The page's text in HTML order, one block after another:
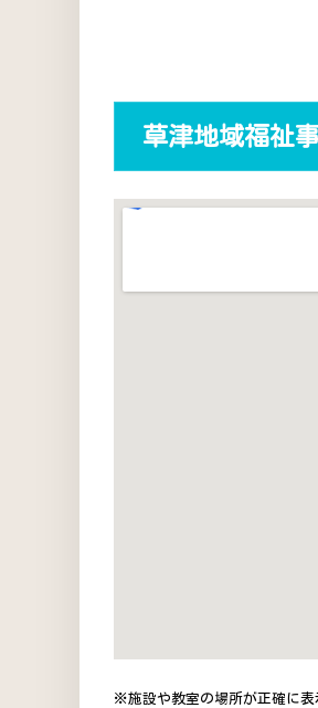
草津地域福祉
※施設や教室の場所が正確に表